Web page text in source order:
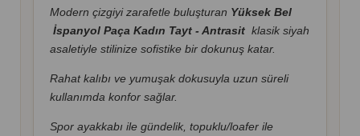
Modern çizgiyi zarafetle buluşturan Yüksek Bel
İspanyol Paça Kadın Tayt - Antrasit klasik siyah
asaletiyle stilinize sofistike bir dokunuş katar.
Rahat kalıbı ve yumuşak dokusuyla uzun süreli
kullanımda konfor sağlar.
Spor ayakkabı ile gündelik, topuklu/loafer ile